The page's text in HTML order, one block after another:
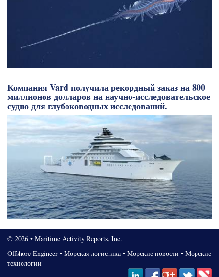
Компания Vard получила рекордный заказ на 800
миллионов долларов на научно-исследовательское
судно для глубоководных исследований.
© 2026 • Maritime Activity Reports, Inc.
Offshore Engineer • Морская логистика • Морские новости • Морские
технологии